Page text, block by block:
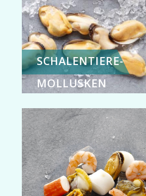
SCHALENTIERE-
MOLLUSKEN